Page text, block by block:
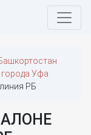
Уфа
РБ